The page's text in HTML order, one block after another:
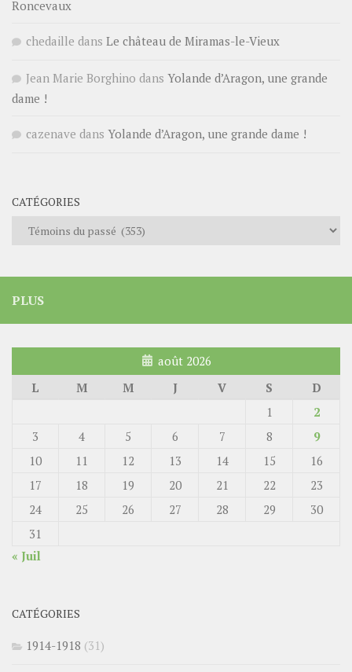
Roncevaux
chedaille dans Le château de Miramas-le-Vieux
Jean Marie Borghino dans Yolande d’Aragon, une grande
dame !
cazenave dans Yolande d’Aragon, une grande dame !
CATÉGORIES
Catégories
PLUS
août 2026
L
M M J V S
D
1
2
3
4 5 6 7 8
9
10
11 12 13 14 15
16
17
18 19 20 21 22
23
24
25 26 27 28 29
30
31
« Juil
CATÉGORIES
1914-1918 (31)